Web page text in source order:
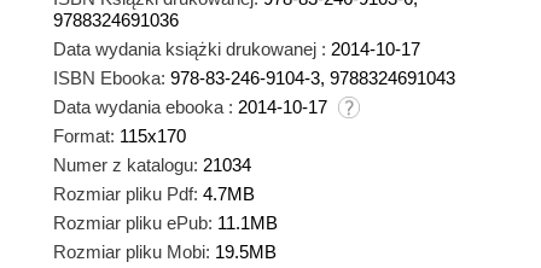
9788324691036
Data wydania książki drukowanej : 2014-10-17
ISBN Ebooka: 978-83-246-9104-3, 9788324691043
Data wydania ebooka : 2014-10-17
Format: 115x170
Numer z katalogu: 21034
Rozmiar pliku Pdf: 4.7MB
Rozmiar pliku ePub: 11.1MB
Rozmiar pliku Mobi: 19.5MB